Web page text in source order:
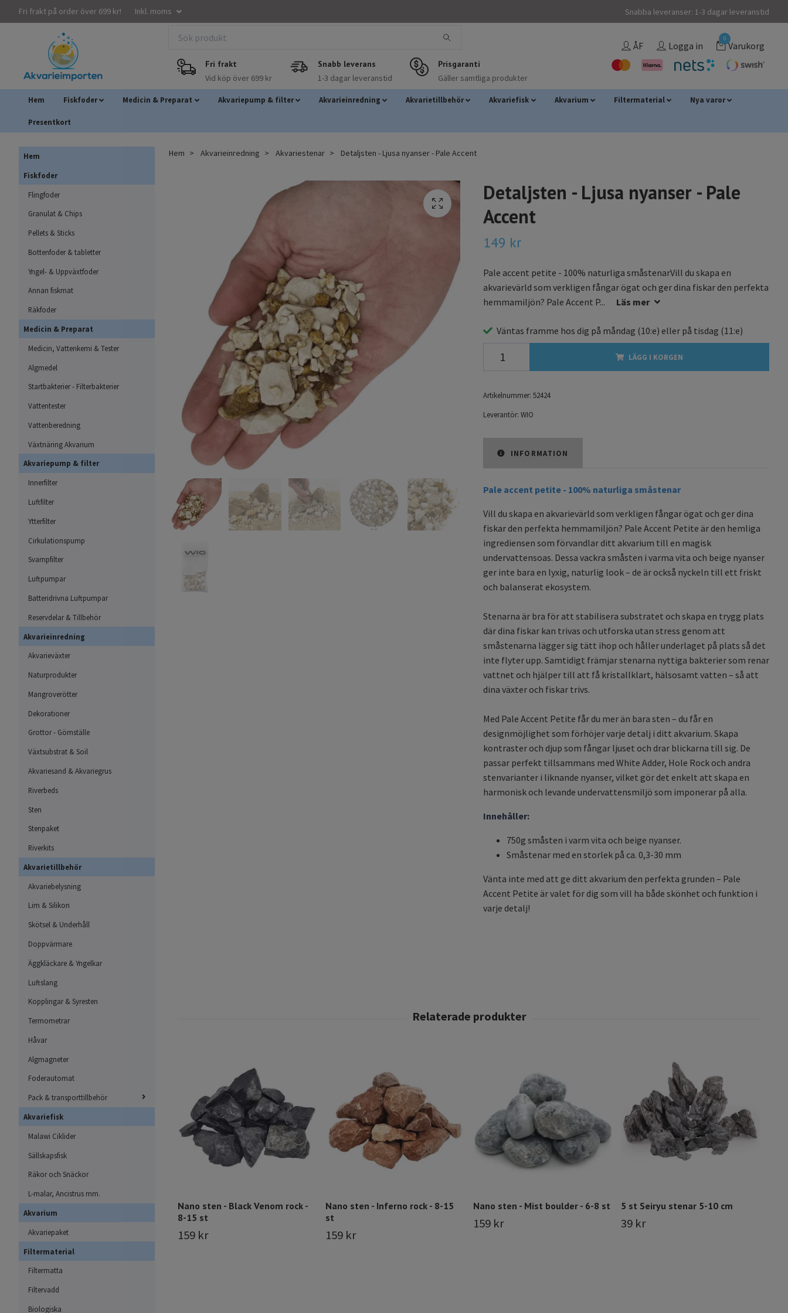
Fri frakt på order över 699 kr! Inkl. moms Snabba leveranser: 1-3 dagar leveranstid
Fri frakt
Vid köp över 699 kr
Snabb leverans
1-3 dagar leveranstid
Prisgaranti
Gäller samtliga produkter
ÅF Logga in
0
Varukorg
Hem Fiskfoder Medicin & Preparat Akvariepump & filter Akvarieinredning Akvarietillbehör Akvariefisk Akvarium Filtermaterial Nya varor
Presentkort
Hem
Fiskfoder
Flingfoder
Granulat & Chips
Pellets & Sticks
Bottenfoder & tabletter
Yngel- & Uppväxtfoder
Annan fiskmat
Räkfoder
Medicin & Preparat
Medicin, Vattenkemi & Tester
Algmedel
Startbakterier - Filterbakterier
Vattentester
Vattenberedning
Växtnäring Akvarium
Akvariepump & filter
Innerfilter
Luftfilter
Ytterfilter
Cirkulationspump
Svampfilter
Luftpumpar
Batteridrivna Luftpumpar
Reservdelar & Tillbehör
Akvarieinredning
Akvarieväxter
Naturprodukter
Mangroverötter
Dekorationer
Grottor - Gömställe
Växtsubstrat & Soil
Akvariesand & Akvariegrus
Riverbeds
Sten
Stenpaket
Riverkits
Akvarietillbehör
Akvariebelysning
Lim & Silikon
Skötsel & Underhåll
Doppvärmare
Äggkläckare & Yngelkar
Luftslang
Kopplingar & Syresten
Termometrar
Håvar
Algmagneter
Foderautomat
Pack & transporttillbehör
Akvariefisk
Malawi Ciklider
Sällskapsfisk
Räkor och Snäckor
L-malar, Ancistrus mm.
Akvarium
Akvariepaket
Filtermaterial
Filtermatta
Filtervadd
Biologiska
Hem Akvarieinredning Akvariestenar Detaljsten - Ljusa nyanser - Pale Accent
Detaljsten - Ljusa nyanser - Pale
Accent
149 kr
Pale accent petite - 100% naturliga småstenarVill du skapa en
akvarievärld som verkligen fångar ögat och ger dina fiskar den perfekta
hemmamiljön? Pale Accent P...
Läs mer
Väntas framme hos dig på måndag (10:e) eller på tisdag (11:e)
LÄGG I KORGEN
Artikelnummer: 52424
Leverantör: WIO
INFORMATION
Pale accent petite - 100% naturliga småstenar
Vill du skapa en akvarievärld som verkligen fångar ögat och ger dina
fiskar den perfekta hemmamiljön? Pale Accent Petite är den hemliga
ingrediensen som förvandlar ditt akvarium till en magisk
undervattensoas. Dessa vackra småsten i varma vita och beige nyanser
ger inte bara en lyxig, naturlig look – de är också nyckeln till ett friskt
och balanserat ekosystem.
Stenarna är bra för att stabilisera substratet och skapa en trygg plats
där dina fiskar kan trivas och utforska utan stress genom att
småstenarna lägger sig tätt ihop och håller underlaget på plats så det
inte flyter upp. Samtidigt främjar stenarna nyttiga bakterier som renar
vattnet och hjälper till att få kristallklart, hälsosamt vatten – så att
dina växter och fiskar trivs.
Med Pale Accent Petite får du mer än bara sten – du får en
designmöjlighet som förhöjer varje detalj i ditt akvarium. Skapa
kontraster och djup som fångar ljuset och drar blickarna till sig. De
passar perfekt tillsammans med White Adder, Hole Rock och andra
stenvarianter i liknande nyanser, vilket gör det enkelt att skapa en
harmonisk och levande undervattensmiljö som imponerar på alla.
Innehåller:
750g småsten i varm vita och beige nyanser.
Småstenar med en storlek på ca. 0,3-30 mm
Vänta inte med att ge ditt akvarium den perfekta grunden – Pale
Accent Petite är valet för dig som vill ha både skönhet och funktion i
varje detalj!
Nano sten - Black Venom rock -
8-15 st
159 kr
Nano sten - Inferno rock - 8-15
st
159 kr
Nano sten - Mist boulder - 6-8 st
159 kr
5 st Seiryu stenar 5-10 cm
39 kr